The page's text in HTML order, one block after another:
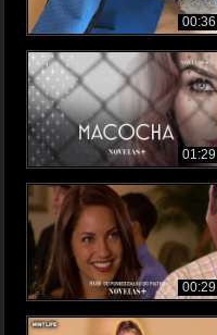
00:36
01:29
00:29